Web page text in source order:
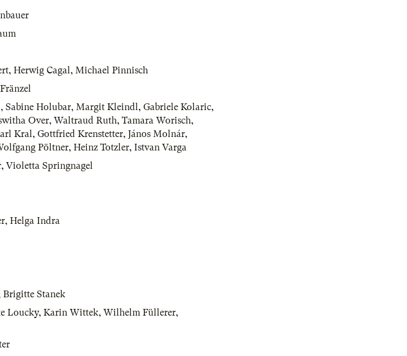
, Herwig Cagal, Michael Pinnisch
, Sabine Holubar, Margit Kleindl, Gabriele Kolaric,
Over, Waltraud Ruth, Tamara Worisch,
Kral, Gottfried Krenstetter, János Molnár,
Pöltner, Heinz Totzler, Istvan Varga
, Violetta Springnagel
, Helga Indra
Brigitte Stanek
Loucky, Karin Wittek, Wilhelm Füllerer,